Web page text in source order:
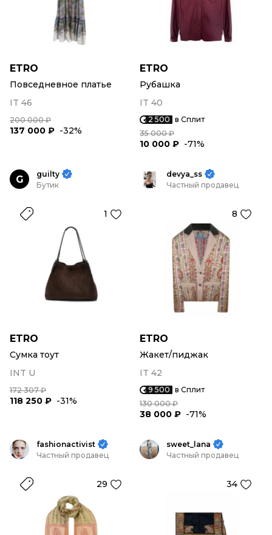
ETRO
Повседневное платье
IT 46
200 000 ₽
137 000 ₽ -32%
ETRO
Рубашка
IT 40
2 500 в Сплит
35 000 ₽
10 000 ₽ -71%
G
guilty
Бутик
1
ETRO
Сумка тоут
INT U
172 307 ₽
118 250 ₽ -31%
devya_ss
Частный продавец
8
ETRO
Жакет/пиджак
IT 42
9 500 в Сплит
130 000 ₽
38 000 ₽ -71%
fashionactivist
Частный продавец
29
sweet_lana
Частный продавец
34